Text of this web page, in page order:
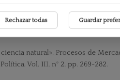
aires, Centro de Estudios Sobre la
natural», Procesos de
Vol. III, n° 2, pp. 269-282.
Rechazar todas Guardar